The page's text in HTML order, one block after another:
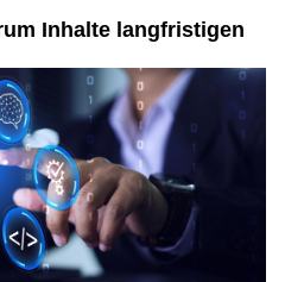
Inhalte langfristigen